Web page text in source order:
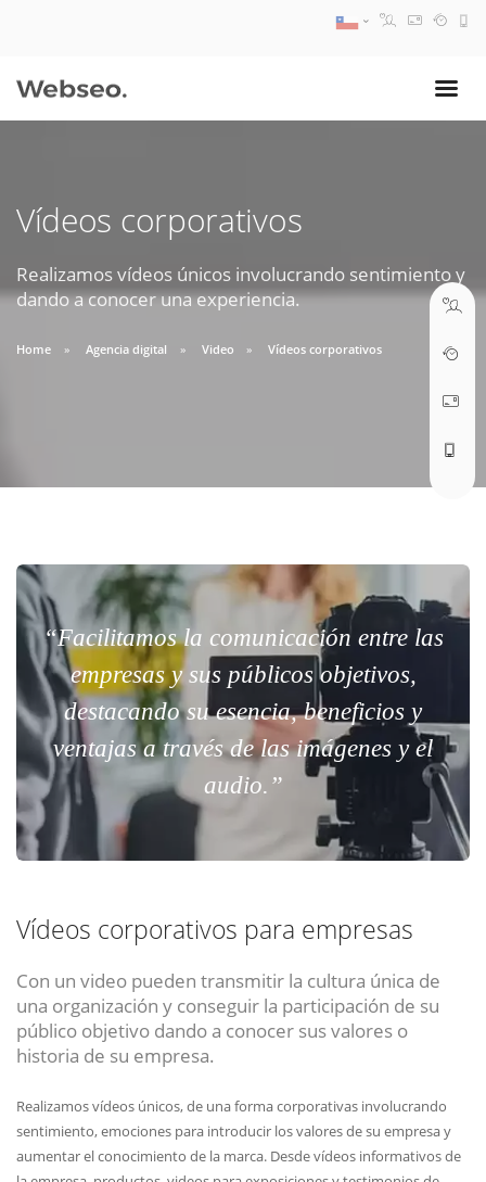
Vídeos corporativos
Realizamos vídeos únicos involucrando sentimiento y
dando a conocer una experiencia.
Home Agencia digital Video Vídeos corporativos
“Facilitamos la comunicación entre las
empresas y sus públicos objetivos,
destacando su esencia, beneficios y
ventajas a través de las imágenes y el
audio.”
Vídeos corporativos para empresas
Con un video pueden transmitir la cultura única de
una organización y conseguir la participación de su
público objetivo dando a conocer sus valores o
historia de su empresa.
Realizamos vídeos únicos, de una forma corporativas involucrando
sentimiento, emociones para introducir los valores de su empresa y
aumentar el conocimiento de la marca. Desde vídeos informativos de
09:30 AM A 18:30 PM
soporte@webseo.cl